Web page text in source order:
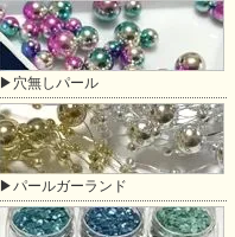
▶穴無しパール
▶パールガーランド